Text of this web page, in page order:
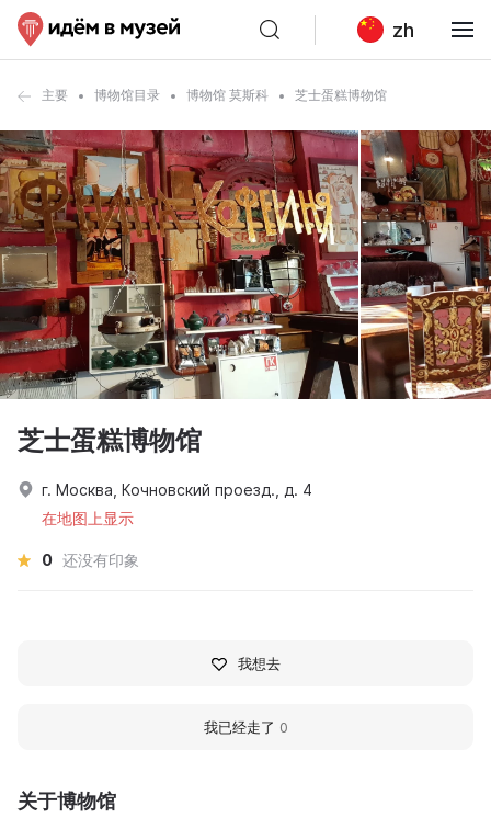
zh
主要 博物馆目录 博物馆 莫斯科 芝士蛋糕博物馆
关于博物馆
芝士蛋糕博物馆
г. Москва, Кочновский проезд., д. 4
在地图上显示
0 还没有印象
我想去
我已经走了 0